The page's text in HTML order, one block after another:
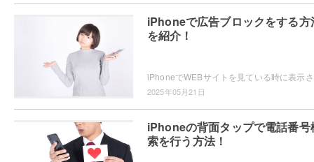
iPhoneで広告ブロックをする方
を紹介！
2025年05月21日
iPhoneの背面タップで電話番号
索を行う方法！